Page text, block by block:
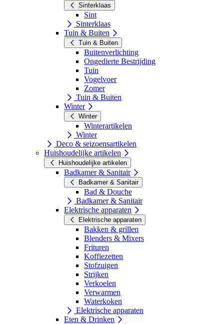
Sinterklaas
Sint
Sinterklaas
Tuin & Buiten
Tuin & Buiten
Buitenverlichting
Ongedierte Bestrijding
Tuin
Vogelvoer
Zomer
Tuin & Buiten
Winter
Winter
Winterartikelen
Winter
Deco & seizoensartikelen
Huishoudelijke artikelen
Huishoudelijke artikelen
Badkamer & Sanitair
Badkamer & Sanitair
Bad & Douche
Badkamer & Sanitair
Elektrische apparaten
Elektrische apparaten
Bakken & grillen
Blenders & Mixers
Frituren
Koffiezetten
Stofzuigen
Strijken
Verkoelen
Verwarmen
Waterkoken
Elektrische apparaten
Eten & Drinken